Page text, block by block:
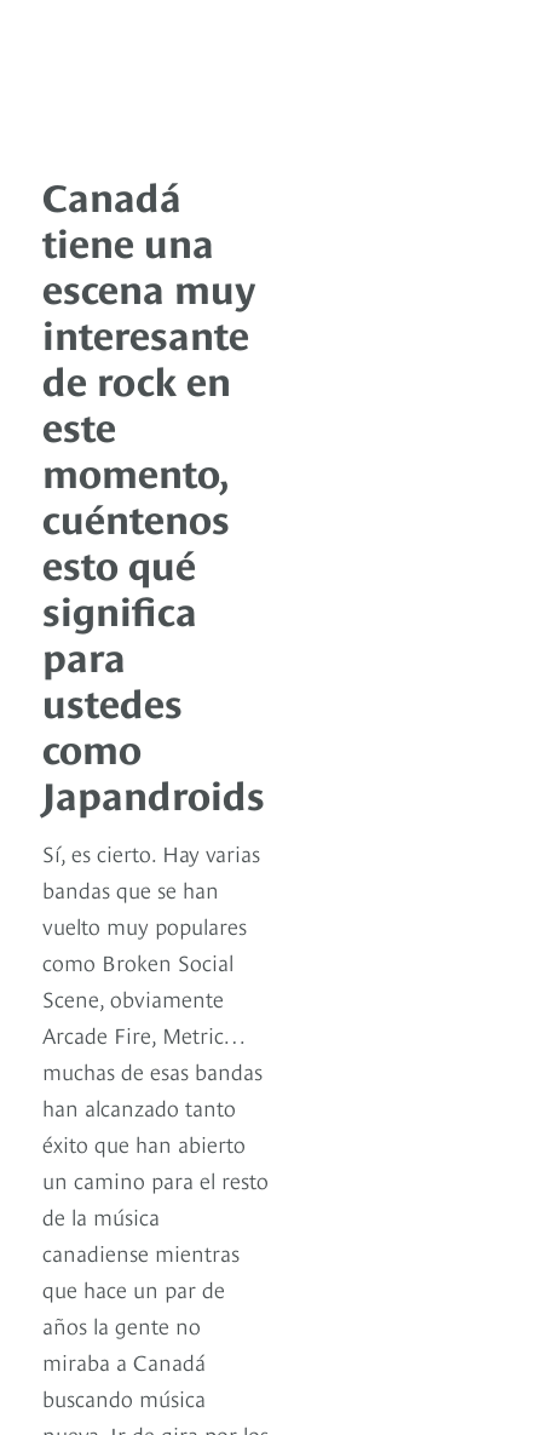
Canadá
tiene una
escena muy
interesante
de rock en
este
momento,
cuéntenos
esto qué
significa
para
ustedes
como
Japandroids
Sí, es cierto. Hay varias
bandas que se han
vuelto muy populares
como Broken Social
Scene, obviamente
Arcade Fire, Metric…
muchas de esas bandas
han alcanzado tanto
éxito que han abierto
un camino para el resto
de la música
canadiense mientras
que hace un par de
años la gente no
miraba a Canadá
buscando música